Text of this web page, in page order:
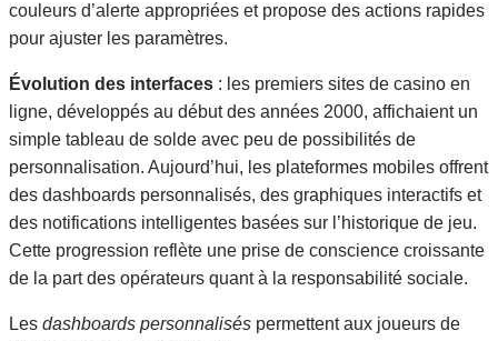
couleurs d’alerte appropriées et propose des actions rapides
pour ajuster les paramètres.
Évolution des interfaces : les premiers sites de casino en
ligne, développés au début des années 2000, affichaient un
simple tableau de solde avec peu de possibilités de
personnalisation. Aujourd’hui, les plateformes mobiles offrent
des dashboards personnalisés, des graphiques interactifs et
des notifications intelligentes basées sur l’historique de jeu.
Cette progression reflète une prise de conscience croissante
de la part des opérateurs quant à la responsabilité sociale.
Les dashboards personnalisés permettent aux joueurs de